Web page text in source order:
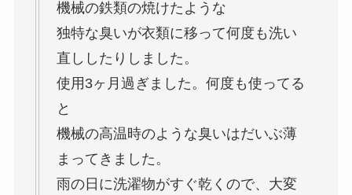
機械の鉄類の焼けたような
独特な臭いが衣類に移って何度も洗い
直ししたりしました。
使用3ヶ月過ぎました。何度も使ってる
と
機械の高温時のような臭いはだいぶ薄
まってきました。
雨の日に洗濯物がすぐ乾くので、大変